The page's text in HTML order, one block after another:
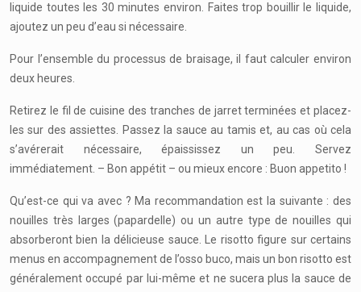
liquide toutes les 30 minutes environ. Faites trop bouillir le liquide,
ajoutez un peu d’eau si nécessaire.
Pour l’ensemble du processus de braisage, il faut calculer environ
deux heures.
Retirez le fil de cuisine des tranches de jarret terminées et placez-
les sur des assiettes. Passez la sauce au tamis et, au cas où cela
s’avérerait nécessaire, épaississez un peu. Servez
immédiatement. – Bon appétit – ou mieux encore : Buon appetito !
Qu’est-ce qui va avec ? Ma recommandation est la suivante : des
nouilles très larges (papardelle) ou un autre type de nouilles qui
absorberont bien la délicieuse sauce. Le risotto figure sur certains
menus en accompagnement de l’osso buco, mais un bon risotto est
généralement occupé par lui-même et ne sucera plus la sauce de